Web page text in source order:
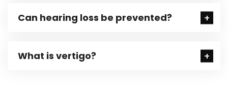
Can hearing loss be prevented?
What is vertigo?